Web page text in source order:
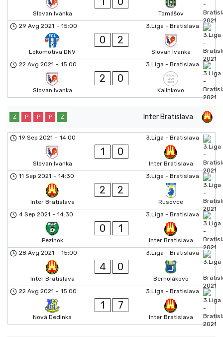
Slovan Ivanka
Tomášov
3.Liga - Bratislava
29 Avg 2021 - 15:00
Lokomotíva DNV
0 2
Slovan Ivanka
3.Liga - Bratislava
22 Avg 2021 - 15:00
Slovan Ivanka
2 0
Kalinkovo
Inter Bratislava
Z P P P Z
3.Liga - Bratislava
19 Sep 2021 - 14:00
Slovan Ivanka
1 0
Inter Bratislava
3.Liga - Bratislava
11 Sep 2021 - 14:30
Inter Bratislava
2 2
Rusovce
3.Liga - Bratislava
4 Sep 2021 - 14:30
Pezinok
0 1
Inter Bratislava
3.Liga - Bratislava
28 Avg 2021 - 15:00
Inter Bratislava
4 0
Bernolákovo
3.Liga - Bratislava
22 Avg 2021 - 15:00
Nová Dedinka
1 7
Inter Bratislava